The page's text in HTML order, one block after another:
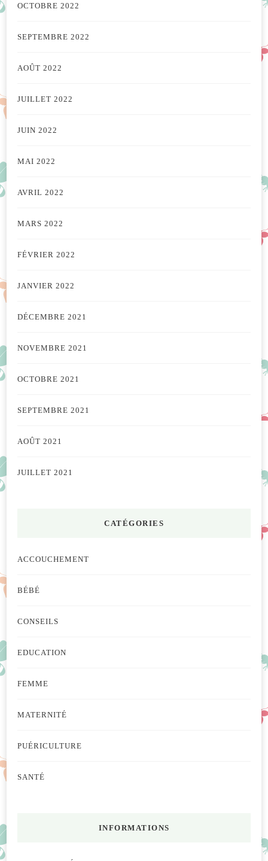
OCTOBRE 2022
SEPTEMBRE 2022
AOÛT 2022
JUILLET 2022
JUIN 2022
MAI 2022
AVRIL 2022
MARS 2022
FÉVRIER 2022
JANVIER 2022
DÉCEMBRE 2021
NOVEMBRE 2021
OCTOBRE 2021
SEPTEMBRE 2021
AOÛT 2021
JUILLET 2021
CATÉGORIES
ACCOUCHEMENT
BÉBÉ
CONSEILS
EDUCATION
FEMME
MATERNITÉ
PUÉRICULTURE
SANTÉ
INFORMATIONS